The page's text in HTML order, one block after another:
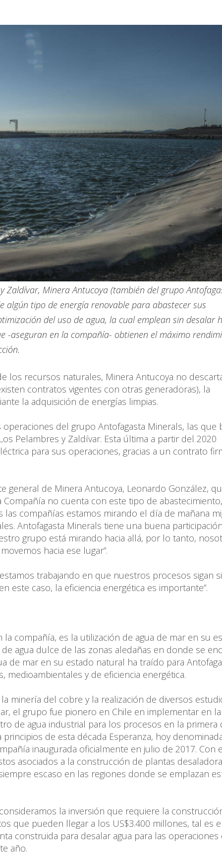
Zaldívar, Minera Antucoya (también del grupo
algún tipo de energía renovable para abastecer sus
del uso de agua, la cual emplean sin desalar
-aseguran en la compañía- obtienen el máximo
los recursos naturales, Minera Antucoya no
contratos vigentes con otras generadoras), la
la adquisición de energías limpias.
del grupo Antofagasta Minerals, las que
Pelambres y Zaldívar. Esta última a partir del 2020
para sus operaciones, gracias a un contrato
general de Minera Antucoya, Leonardo González,
no cuenta con este tipo de
las compañías estamos mirando el día de mañana
Antofagasta Minerals tiene una buena
grupo está mirando hacia allá, por lo tanto,
hacia ese lugar”.
trabajando en que nuestros procesos sigan
este caso, la eficiencia energética es importante”.
compañía, es la utilización de agua de mar en su
agua dulce de las zonas aledañas en donde se
de mar en su estado natural ha traído para
y de eficiencia energética.
minería del cobre y la realización de diversos
el grupo fue pionero en Chile en implementar en la
de agua industrial para los procesos en la primera
de esta década Esperanza, hoy
inaugurada oficialmente en julio de 2017. Con
asociados a la construcción de plantas
escaso en las regiones donde se emplazan
la inversión que requiere la
que pueden llegar a los US$3.400 millones, tal es
construida para desalar agua para las operaciones
año.